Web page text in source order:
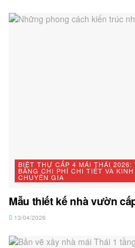
BIỆT THỰ CẤP 4 MÁI THÁI 2026:
BẢNG CHI PHÍ CHI TIẾT VÀ
CHUYÊN GIA
Mẫu thiết kế nhà vườn
13/04/2026